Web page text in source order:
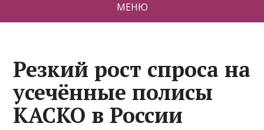
МЕНЮ
Резкий рост спроса на
усечённые полисы
КАСКО в России